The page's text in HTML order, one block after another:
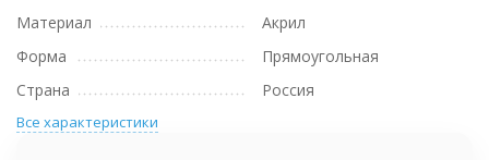
Материал
Акрил
Форма
Прямоугольная
Страна
Россия
Все характеристики